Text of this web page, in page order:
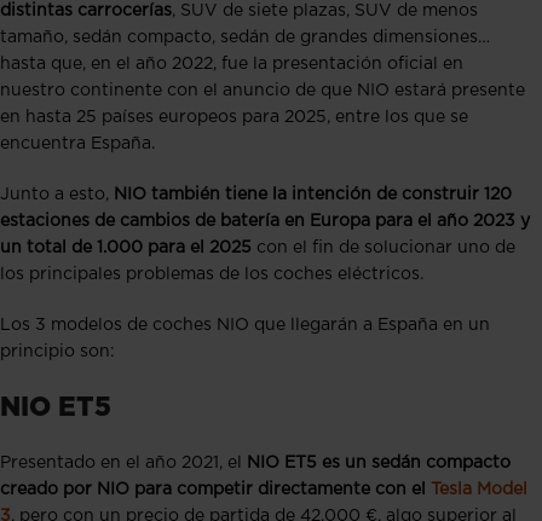
distintas carrocerías, SUV de siete plazas, SUV de menos
tamaño, sedán compacto, sedán de grandes dimensiones…
hasta que, en el año 2022, fue la presentación oficial en
nuestro continente con el anuncio de que NIO estará presente
en hasta 25 países europeos para 2025, entre los que se
encuentra España.
Junto a esto, NIO también tiene la intención de construir 120
estaciones de cambios de batería en Europa para el año 2023 y
un total de 1.000 para el 2025 con el fin de solucionar uno de
los principales problemas de los coches eléctricos.
Los 3 modelos de coches NIO que llegarán a España en un
principio son:
NIO ET5
Presentado en el año 2021, el
NIO ET5 es un sedán compacto
creado por NIO para competir directamente con el Tesla Model
3, pero con un precio de partida de 42.000 €, algo superior al